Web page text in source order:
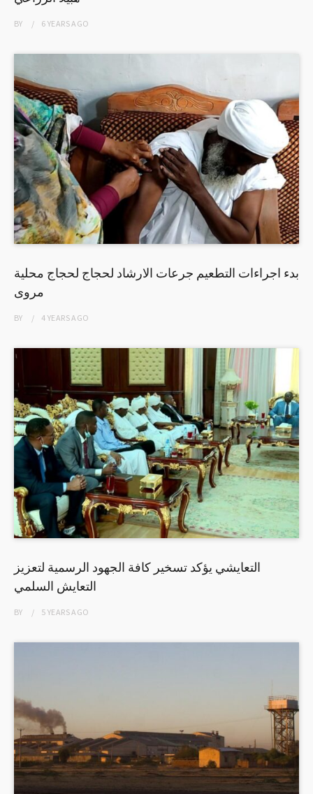
BY 6 YEARSAGO
بدء اجراءات التطعيم جرعات الارشاد لحجاج لحجاج محلية
مروى
BY 4 YEARSAGO
التعايشي يؤكد تسخير كافة الجهود الرسمية لتعزيز
التعايش السلمي
BY 5 YEARSAGO